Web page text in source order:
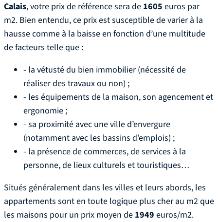
Calais, votre prix de référence sera de 1605 euros par
m2. Bien entendu, ce prix est susceptible de varier à la
hausse comme à la baisse en fonction d’une multitude
de facteurs telle que :
- la vétusté du bien immobilier (nécessité de
réaliser des travaux ou non) ;
- les équipements de la maison, son agencement et
ergonomie ;
- sa proximité avec une ville d’envergure
(notamment avec les bassins d’emplois) ;
- la présence de commerces, de services à la
personne, de lieux culturels et touristiques…
Situés généralement dans les villes et leurs abords, les
appartements sont en toute logique plus cher au m2 que
les maisons pour un prix moyen de 1949 euros/m2.